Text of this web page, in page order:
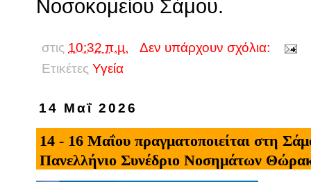
Νοσοκομείου Σάμου.
στις 10:32 π.μ.
Δεν υπάρχουν σχόλια:
Ετικέτες Υγεία
14 Μαΐ 2026
14 - 16 Μαΐου πραγματοποιείται στη
Πανελλήνιο Συνέδριο Νοσημάτων